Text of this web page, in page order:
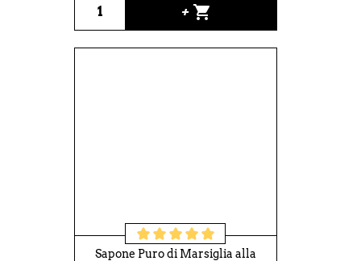
+ shopping_cart
Sapone Puro di Marsiglia alla